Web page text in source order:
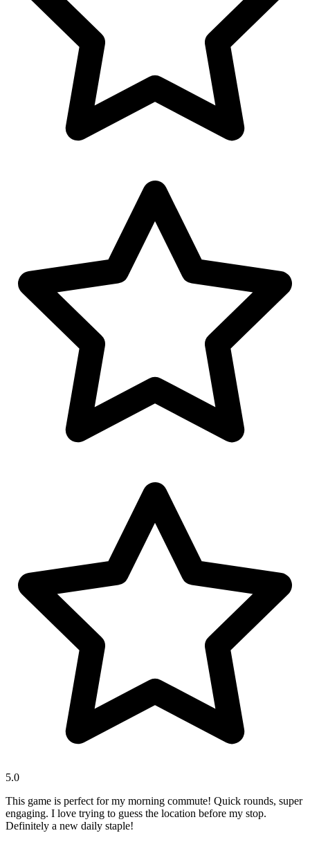
5.0
This game is perfect for my morning commute! Quick rounds, super
engaging. I love trying to guess the location before my stop.
Definitely a new daily staple!